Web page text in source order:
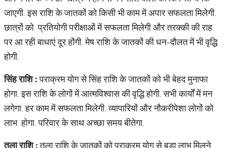
जाएगी. इस राशि के जातकों को किसी भी काम में अपार सफलता मिलेगी.
छात्रों को प्रतियोगी परीक्षाओं में सफलता मिलेगी और तरक्की की राह
पर आ रही बाधाएं दूर होंगी. मेष राशि के जातकों की धन-दौलत में भी वृद्धि
होगी.
सिंहराशि: पराक्रम योग से सिंह राशि के जातकों को भी बेहद मुनाफा
होगा. इस राशि के लोगों में आत्मविश्वास की वृद्धि होगी. सभी कार्यों में मन
लगेगा. हर काम में सफलता मिलेगी. व्यापारियों और नौकरीपेशा लोगों को
लाभ होगा. परिवार के साथ अच्छा समय बीतेगा.
तुलाराशि: तुला राशि के जातकों को पराक्रम योग से बड़ा लाभ मिलने